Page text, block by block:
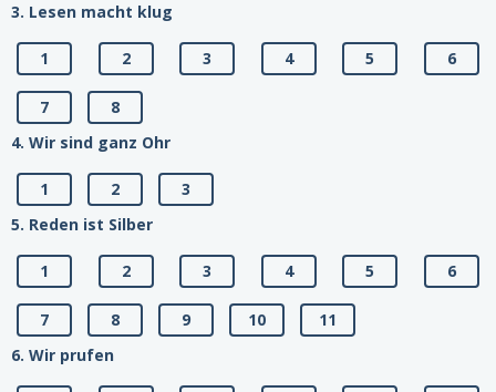
3. Lesen macht klug
1 2 3 4 5 6
7
8
4. Wir sind ganz Ohr
1 2
3
5. Reden ist Silber
1 2 3 4 5 6
7 8 9 10
11
6. Wir prufen